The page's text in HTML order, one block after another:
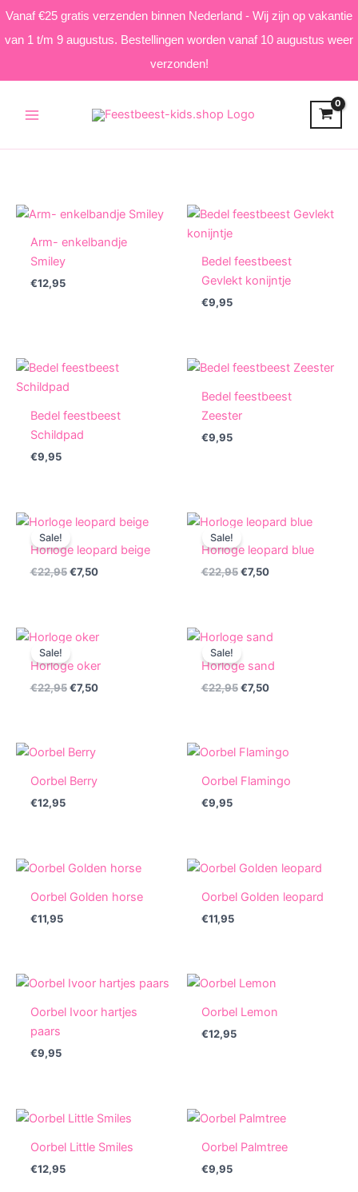
Vanaf €25 gratis verzenden binnen Nederland - Wij zijn op vakantie
van 1 t/m 9 augustus. Bestellingen worden vanaf 10 augustus weer
verzonden!
Arm- enkelbandje
Smiley
€12,95
Bedel feestbeest
Gevlekt konijntje
€9,95
Bedel feestbeest
Schildpad
€9,95
Bedel feestbeest
Zeester
€9,95
Sale!
Horloge leopard beige
€22,95 Original
€7,50Current
Sale!
Horloge leopard blue
€22,95 Original
€7,50Current
Sale!
Horloge oker
€22,95 Original
€7,50Current
Sale!
Horloge sand
€22,95 Original
€7,50Current
Oorbel Berry
€12,95
Oorbel Flamingo
€9,95
Oorbel Golden horse
€11,95
Oorbel Golden leopard
€11,95
Oorbel Ivoor hartjes
paars
€9,95
Oorbel Lemon
€12,95
Oorbel Little Smiles
€12,95
Oorbel Palmtree
€9,95